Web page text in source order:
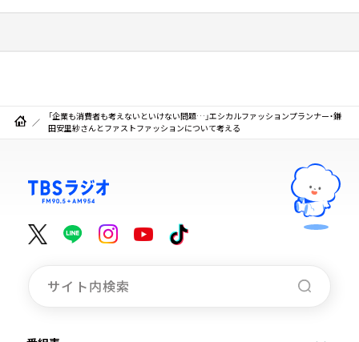
「企業も消費者も考えないといけない問題…」エシカルファッションプランナー・鎌
田安里紗さんとファストファッションについて考える